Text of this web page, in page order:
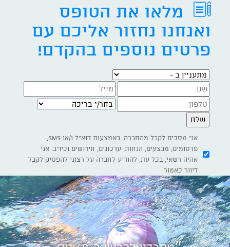
מלאו את הטופס
ואנחנו נחזור אליכם עם
פרטים נוספים בהקדם!
מתעניין ב -
בחר/י בריכה
פרסומים, מבצעים, הנחות, עדכונים, חידושים וכיו"ב. אני
אהיה רשאי, בכל עת, להודיע לחברה על רצוני להפסיק לקבל
דיוור כאמור